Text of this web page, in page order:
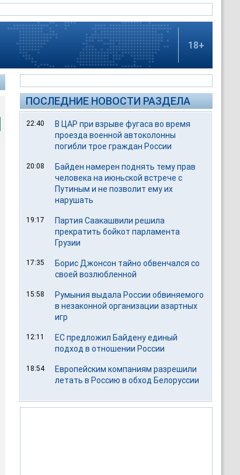
18+
ПОСЛЕДНИЕ НОВОСТИ РАЗДЕЛА
22:40
В ЦАР при взрыве фугаса во время
проезда военной автоколонны
погибли трое граждан России
20:08
Байден намерен поднять тему прав
человека на июньской встрече с
Путиным и не позволит ему их
нарушать
19:17
Партия Саакашвили решила
прекратить бойкот парламента
Грузии
17:35
Борис Джонсон тайно обвенчался со
своей возлюбленной
15:58
Румыния выдала России обвиняемого
в незаконной организации азартных
игр
12:11
ЕС предложил Байдену единый
подход в отношении России
18:54
Европейским компаниям разрешили
летать в Россию в обход Белоруссии